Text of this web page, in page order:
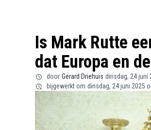
Is Mark Rutte
dat Europa en
door Gerard Driehuis dinsdag, 24 juni
bijgewerkt om dinsdag, 24 juni 2025